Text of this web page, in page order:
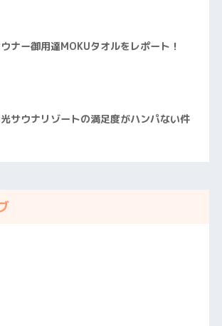
ナー御用達MOKUタオルをレポート！
サウナリゾートの満足度がハンパない件